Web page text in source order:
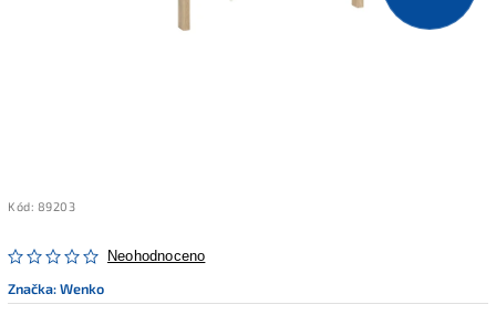
Kód: 89203
Neohodnoceno
Značka:Wenko